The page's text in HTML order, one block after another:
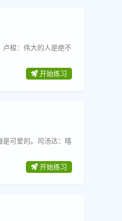
卢梭：伟大的人是绝不
开始练习
是可爱的。司汤达：嘻
开始练习